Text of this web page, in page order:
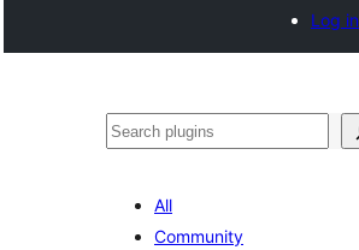
Log in
Suchen
All
Community